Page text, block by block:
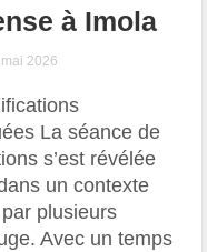
à Imola
2026
La séance de
s’est révélée
un contexte
plusieurs
Avec un temps